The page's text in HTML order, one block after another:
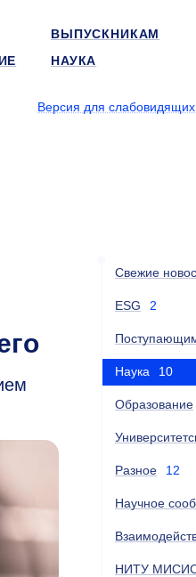
ВЫПУСКНИКАМ
НАУКА
Версия для слабовидящих
Свежие
ESG 2
Наука 10
Образование
Разное 12
Научное
НИТУ МИСИС